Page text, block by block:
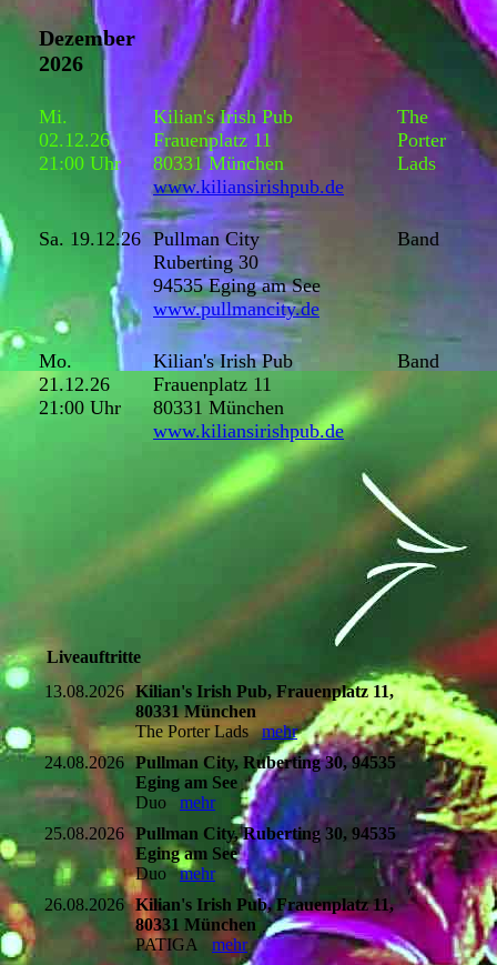
Dezember
2026
Mi.
02.12.26
21:00 Uhr
Kilian's Irish Pub
Frauenplatz 11
80331 München
www.kiliansirishpub.de
The
Porter
Lads
Sa. 19.12.26 Pullman City
Ruberting 30
94535 Eging am See
www.pullmancity.de
Band
Mo.
21.12.26
21:00 Uhr
Kilian's Irish Pub
Frauenplatz 11
80331 München
www.kiliansirishpub.de
Band
Liveauftritte
13.08.2026 Kilian's Irish Pub, Frauenplatz 11,
80331 München
The Porter Ladsmehr
24.08.2026 Pullman City, Ruberting 30, 94535
Eging am See
Duo mehr
25.08.2026 Pullman City, Ruberting 30, 94535
Eging am See
Duomehr
26.08.2026 Kilian's Irish Pub, Frauenplatz 11,
80331 München
PATIGA mehr